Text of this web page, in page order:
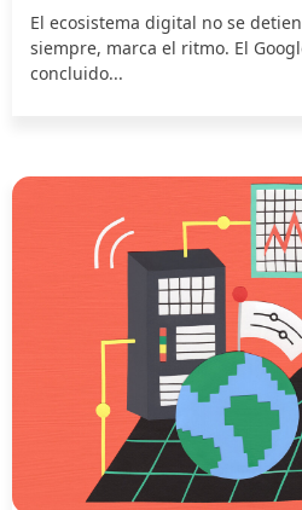
El ecosistema digital no se
siempre, marca el ritmo. El
concluido...